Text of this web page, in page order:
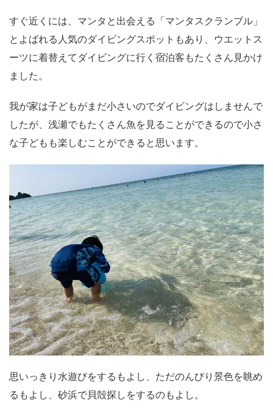
すぐ近くには、マンタと出会える「マンタスクランブル」
とよばれる人気のダイビングスポットもあり、ウエットス
ーツに着替えてダイビングに行く宿泊客もたくさん見かけ
ました。
我が家は子どもがまだ小さいのでダイビングはしませんで
したが、浅瀬でもたくさん魚を見ることができるので小さ
な子どもも楽しむことができると思います。
思いっきり水遊びをするもよし、ただのんびり景色を眺め
るもよし、砂浜で貝殻探しをするのもよし。